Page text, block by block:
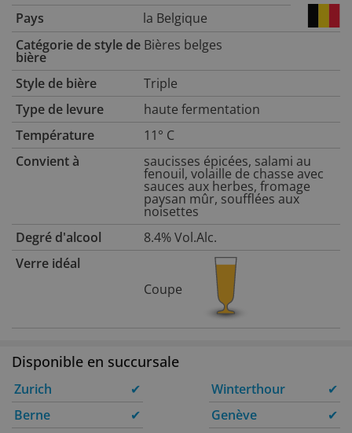
Pays
la Belgique
Catégorie de style de
bière
Bières belges
Style de bière
Triple
Type de levure
haute fermentation
Température
11° C
Convient à
saucisses épicées, salami au
fenouil, volaille de chasse avec
sauces aux herbes, fromage
paysan mûr, soufflées aux
noisettes
Degré d'alcool
8.4% Vol.Alc.
Verre idéal
Coupe
Disponible en succursale
Zurich
✔
Berne
✔
Winterthour
✔
Genève
✔